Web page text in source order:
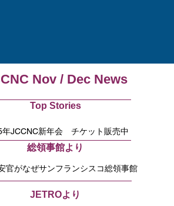
Nov / Dec News
Top Stories
年JCCNC新年会 チケット販売中
JETROより
総領事館より
官がなぜサンフランシスコ総領事館